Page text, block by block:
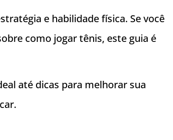
e habilidade física. Se você
como jogar tênis, este guia é
até dicas para melhorar sua